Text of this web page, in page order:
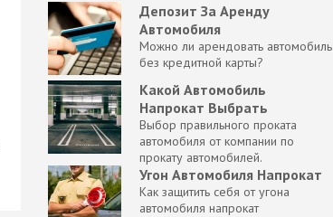
Депозит За Аренду
Автомобиля
Можно ли арендовать автомобиль
без кредитной карты?
Какой Автомобиль
Напрокат Выбрать
Выбор правильного проката
автомобиля от компании по
прокату автомобилей.
Угон Автомобиля Напрокат
Как защитить себя от угона
автомобиля напрокат